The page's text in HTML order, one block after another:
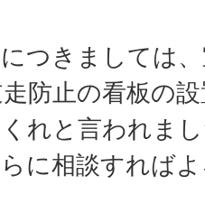
つきましては
防止の看板の
れと言われま
に相談すれば